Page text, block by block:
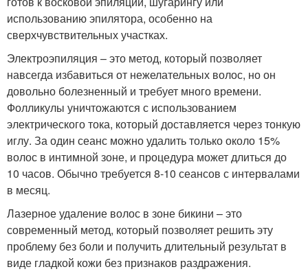
использованию эпилятора, особенно на
сверхчувствительных участках.
Электроэпиляция – это метод, который позволяет
навсегда избавиться от нежелательных волос, но он
довольно болезненный и требует много времени.
Фолликулы уничтожаются с использованием
электрического тока, который доставляется через тонкую
иглу. За один сеанс можно удалить только около 15%
волос в интимной зоне, и процедура может длиться до
10 часов. Обычно требуется 8-10 сеансов с интервалами
в месяц.
Лазерное удаление волос в зоне бикини – это
современный метод, который позволяет решить эту
проблему без боли и получить длительный результат в
виде гладкой кожи без признаков раздражения.